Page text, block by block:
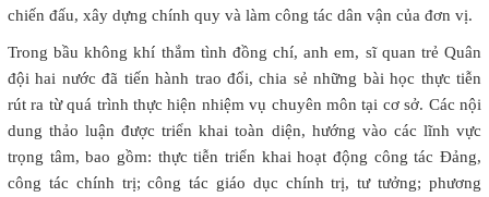
chiến đấu, xây dựng chính quy và làm công tác dân vận của đơn vị.
Trong bầu không khí thắm tình đồng chí, anh em, sĩ quan trẻ Quân
đội hai nước đã tiến hành trao đổi, chia sẻ những bài học thực tiễn
rút ra từ quá trình thực hiện nhiệm vụ chuyên môn tại cơ sở. Các nội
dung thảo luận được triển khai toàn diện, hướng vào các lĩnh vực
trọng tâm, bao gồm: thực tiễn triển khai hoạt động công tác Đảng,
công tác chính trị; công tác giáo dục chính trị, tư tưởng; phương